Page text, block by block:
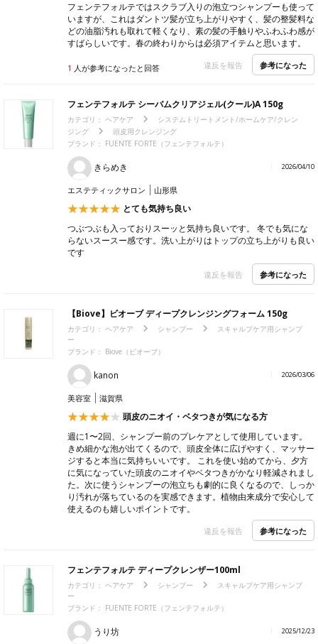
フェンテフォルテではスクラブ入りの泡立つシャンプーも使って
いますが、これはダントツ髪が立ち上がりやすく、髪の整髪料な
どの油脂汚れも取れて軽くなり、素の髪の手触りやふわふわ感が
すばらしいです。春の終わりからは必須アイテムと思います。
1 人が参考になったと回答 違反を報告 参考になった
フェンテフォルテ シーバムクリアジェル(クール)A 150g
カテゴリ： ヘアケア
システムトリートメント/ホームケア/クレン
ジング
頭皮用クレンジング
ブランド： FUENTE FORTE（フェンテフォルテ）
きらめき 2026/04/10
エステティックサロン 山形県
とても気持ち良い
つぶつぶも入っておりスーッと気持ち良いです。 冬でも気にな
らないスースー感です。洗い上がりはトップの立ち上がりも良い
です
違反を報告 参考になった
【Biove】ビオーブ ディープクレンジングフォーム 150g
カテゴリ： ヘアケア シャンプー
スキャルプケア用シャンプ
ー
ブランド： Biove（ビオーブ）
kanon 2026/03/06
美容室 滋賀県
頭皮のニオイ・ベタつきが気になる方
週に1〜2回、シャンプー前のプレケアとして使用しています。
きめ細かな泡が出てくるので、頭皮全体に広げやすく、マッサー
ジすると本当に気持ちいいです。 これを使い始めてから、夕方
に気になっていた頭皮のニオイやベタつきがかなり軽減されまし
た。次に使うシャンプーの泡立ちも劇的に良くなるので、しっか
り汚れが落ちているのを実感できます。植物由来成分で安心して
使えるのも嬉しいポイントです。
違反を報告 参考になった
フェンテフォルテ ディープクレンザー100ml
カテゴリ： ヘアケア シャンプー
スキャルプケア用シャンプ
ー
ブランド： FUENTE FORTE（フェンテフォルテ）
うり坊 2025/12/23